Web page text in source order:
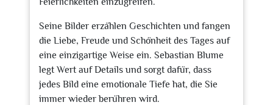
Seine Bilder erzählen Geschichten und fangen
die Liebe, Freude und Schönheit des Tages auf
eine einzigartige Weise ein. Sebastian Blume
legt Wert auf Details und sorgt dafür, dass
jedes Bild eine emotionale Tiefe hat, die Sie
immer wieder berühren wird.